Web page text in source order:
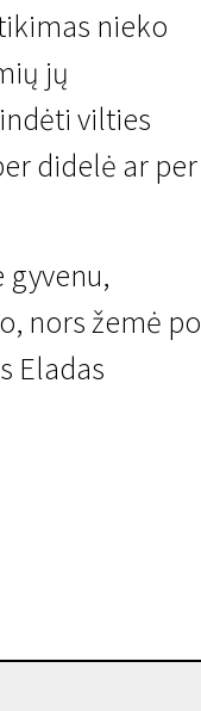
nieko
jų
vilties
didelė ar per
gyvenu,
nors žemė po
Eladas